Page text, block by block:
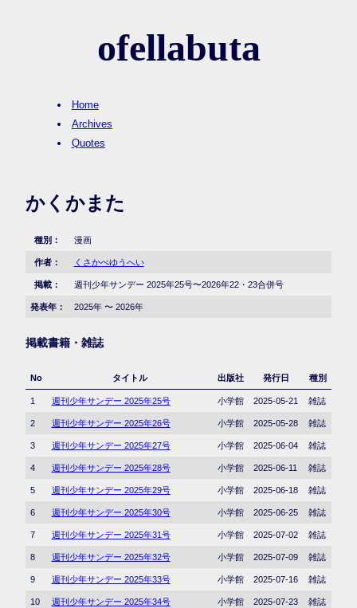
ofellabuta
Home
Archives
Quotes
かくかまた
種別： 漫画
作者： くさかべゆうへい
掲載： 週刊少年サンデー 2025年25号〜2026年22・23合併号
発表年： 2025年 〜 2026年
掲載書籍・雑誌
No タイトル 出版社 発行日 種別
1 週刊少年サンデー 2025年25号 小学館 2025-05-21 雑誌
2 週刊少年サンデー 2025年26号 小学館 2025-05-28 雑誌
3 週刊少年サンデー 2025年27号 小学館 2025-06-04 雑誌
4 週刊少年サンデー 2025年28号 小学館 2025-06-11 雑誌
5 週刊少年サンデー 2025年29号 小学館 2025-06-18 雑誌
6 週刊少年サンデー 2025年30号 小学館 2025-06-25 雑誌
7 週刊少年サンデー 2025年31号 小学館 2025-07-02 雑誌
8 週刊少年サンデー 2025年32号 小学館 2025-07-09 雑誌
9 週刊少年サンデー 2025年33号 小学館 2025-07-16 雑誌
10 週刊少年サンデー 2025年34号 小学館 2025-07-23 雑誌